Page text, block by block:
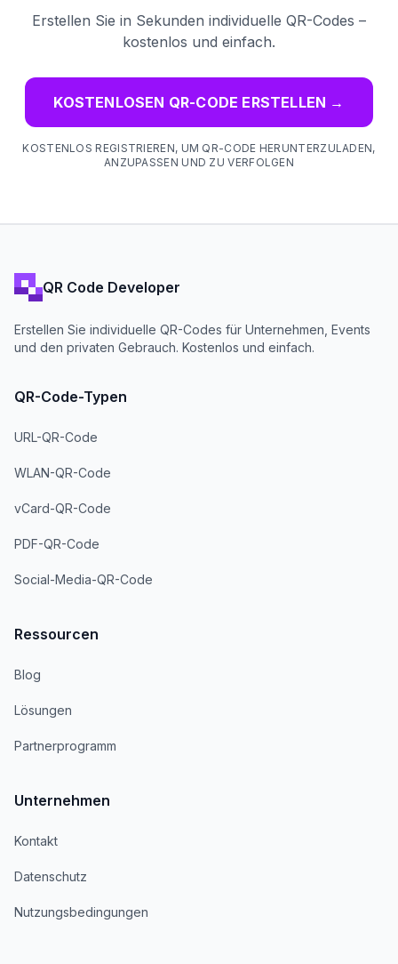
Erstellen Sie in Sekunden individuelle QR-Codes –
kostenlos und einfach.
KOSTENLOSEN QR-CODE ERSTELLEN →
KOSTENLOS REGISTRIEREN, UM QR-CODE HERUNTERZULADEN,
ANZUPASSEN UND ZU VERFOLGEN
QR Code Developer
Erstellen Sie individuelle QR-Codes für Unternehmen, Events
und den privaten Gebrauch. Kostenlos und einfach.
QR-Code-Typen
URL-QR-Code
WLAN-QR-Code
vCard-QR-Code
PDF-QR-Code
Social-Media-QR-Code
Ressourcen
Blog
Lösungen
Partnerprogramm
Unternehmen
Kontakt
Datenschutz
Nutzungsbedingungen